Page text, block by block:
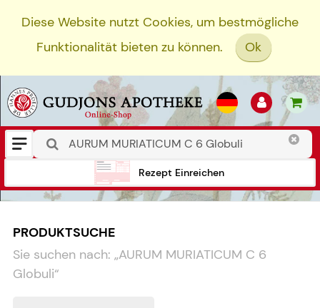
Diese Website nutzt Cookies, um bestmögliche
Funktionalität bieten zu können.
Ok
Rezept Einreichen
PRODUKTSUCHE
Sie suchen nach: „AURUM MURIATICUM C 6
Globuli“